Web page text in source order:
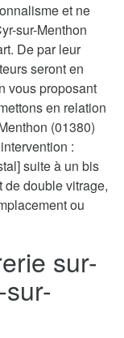
et ne
sur-Menthon
De par leur
seront en
vous proposant
en relation
(01380)
:
suite à un bis
double vitrage,
ou
sur-